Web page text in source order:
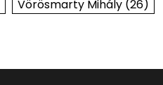
Vörösmarty Mihály(26)